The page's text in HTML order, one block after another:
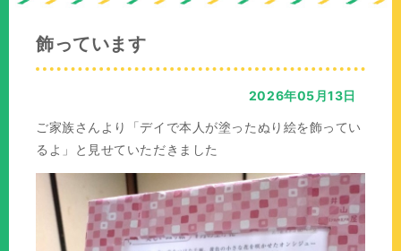
飾っています
2026年05月13日
ご家族さんより「デイで本人が塗ったぬり絵を飾ってい
るよ」と見せていただきました